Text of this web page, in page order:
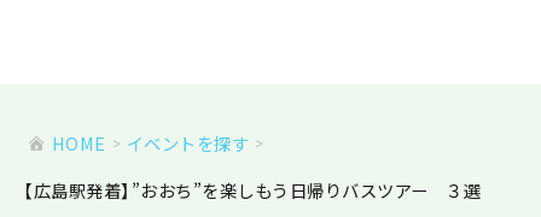
HOME
イベントを探す
【広島駅発着】”おおち”を楽しもう日帰りバスツアー ３選